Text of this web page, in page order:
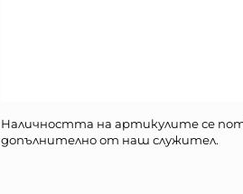
Наличността на артикулите се
допълнително от наш служител.